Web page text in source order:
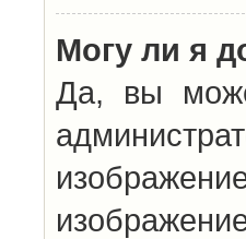
Могу ли я
Да, вы